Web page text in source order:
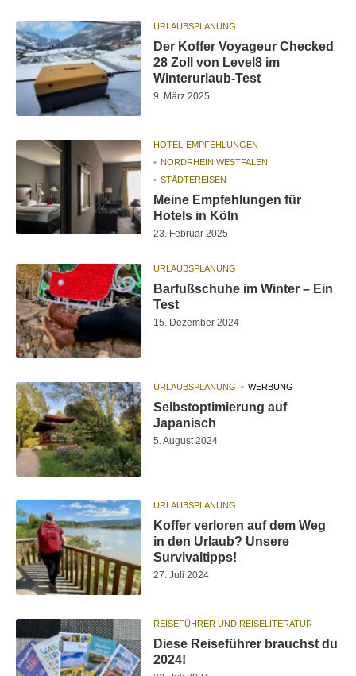
URLAUBSPLANUNG
Der Koffer Voyageur Checked
28 Zoll von Level8 im
Winterurlaub-Test
9. März 2025
HOTEL-EMPFEHLUNGEN
NORDRHEIN WESTFALEN
STÄDTEREISEN
Meine Empfehlungen für
Hotels in Köln
23. Februar 2025
URLAUBSPLANUNG
Barfußschuhe im Winter – Ein
Test
15. Dezember 2024
URLAUBSPLANUNG WERBUNG
Selbstoptimierung auf
Japanisch
5. August 2024
URLAUBSPLANUNG
Koffer verloren auf dem Weg
in den Urlaub? Unsere
Survivaltipps!
27. Juli 2024
REISEFÜHRER UND REISELITERATUR
Diese Reiseführer brauchst du
2024!